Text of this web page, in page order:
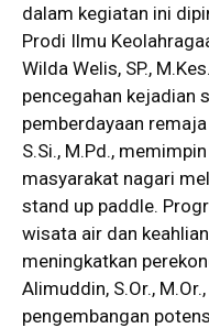
dalam kegiatan ini
Prodi Ilmu
Wilda Welis, SP.,
pencegahan kejadian
pemberdayaan
S.Si., M.Pd.,
masyarakat nagari
stand up paddle.
wisata air dan
meningkatkan
Alimuddin, S.Or.,
pengembangan